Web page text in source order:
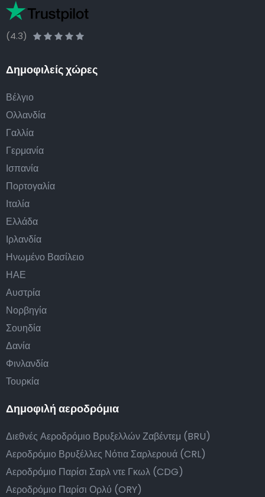
(4.3)
Δημοφιλείς χώρες
Βέλγιο
Ολλανδία
Γαλλία
Γερμανία
Ισπανία
Πορτογαλία
Ιταλία
Ελλάδα
Ιρλανδία
Ηνωμένο Βασίλειο
ΗΑΕ
Αυστρία
Νορβηγία
Σουηδία
Δανία
Φινλανδία
Τουρκία
Δημοφιλή αεροδρόμια
Διεθνές Αεροδρόμιο Βρυξελλών Ζαβέντεμ (BRU)
Αεροδρόμιο Βρυξέλλες Νότια Σαρλερουά (CRL)
Αεροδρόμιο Παρίσι Σαρλ ντε Γκωλ (CDG)
Αεροδρόμιο Παρίσι Ορλύ (ORY)